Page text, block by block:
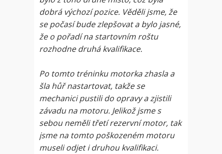
dobrá výchozí pozice. Věděli jsme, že
se počasí bude zlepšovat a bylo jasné,
že o pořadí na startovním roštu
rozhodne druhá kvalifikace.
Po tomto tréninku motorka zhasla a
šla hůř nastartovat, takže se
mechanici pustili do opravy a zjistili
závadu na motoru. Jelikož jsme s
sebou neměli třetí rezervní motor, tak
jsme na tomto poškozeném motoru
museli odjet i druhou kvalifikaci.